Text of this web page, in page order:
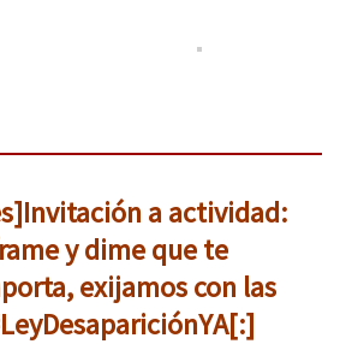
a actividad:
y dime que te
exijamos con las